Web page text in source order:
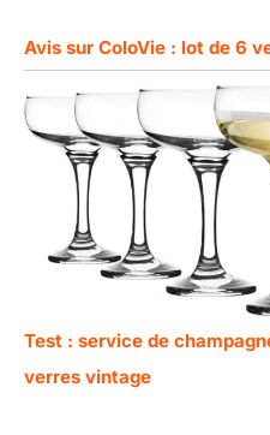
Avis sur ColoVie : lot de 6
Test : service de
verres vintage